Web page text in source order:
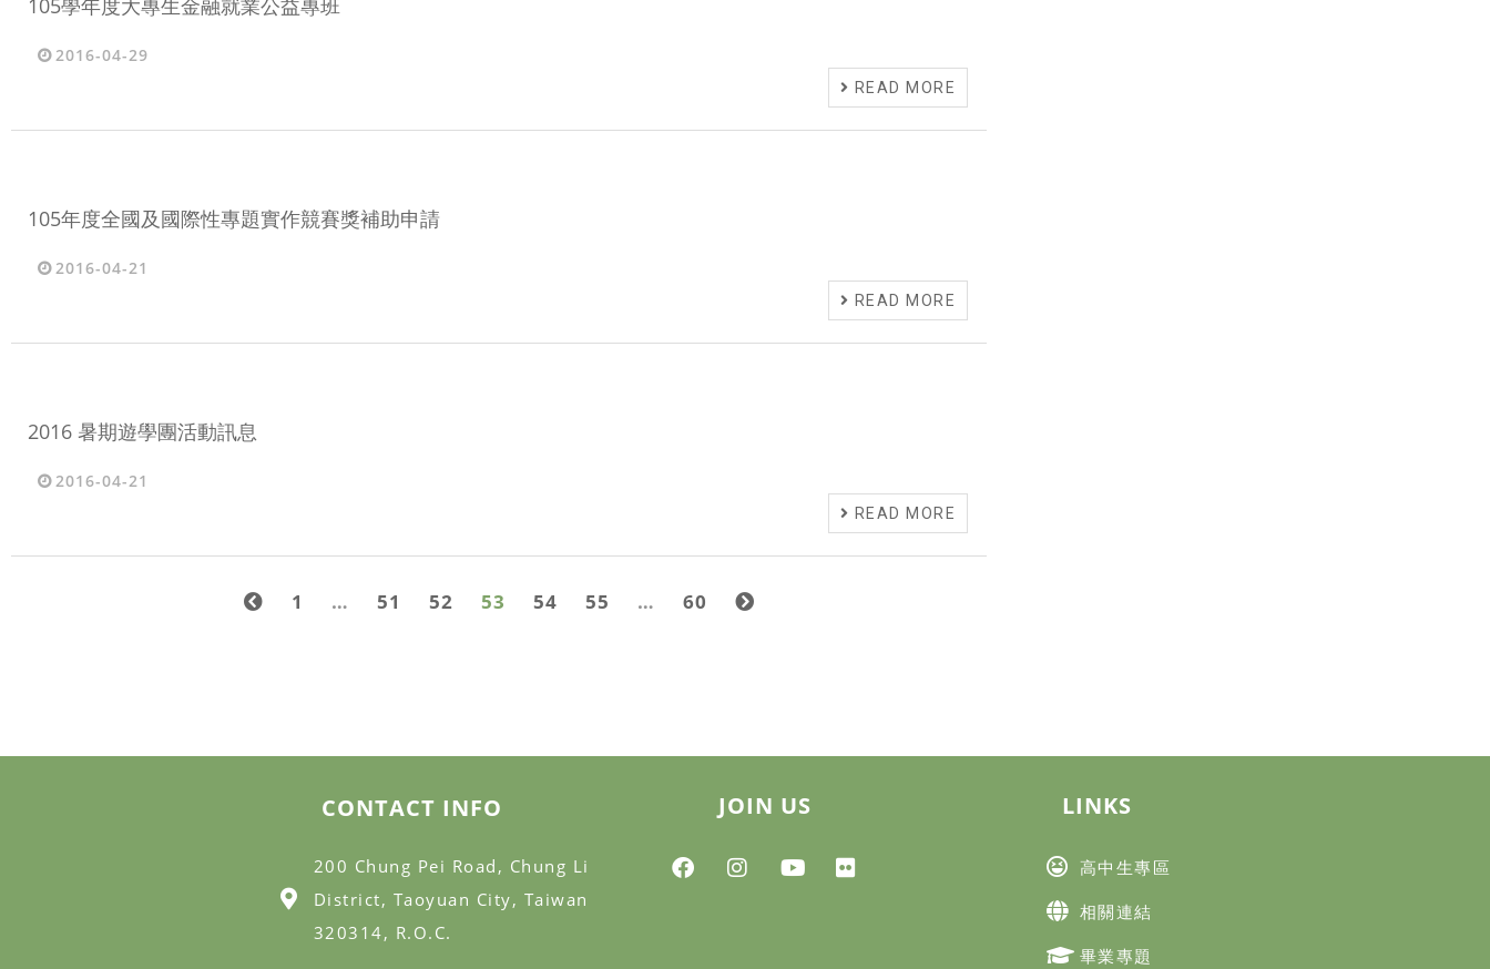
2016-04-29
READ MORE
105年度全國及國際性專題實作競賽獎補助申請
2016-04-21
READ MORE
2016 暑期遊學團活動訊息
2016-04-21
READ MORE
1 … 51 52 53 54 55 … 60
CONTACT INFO
200 Chung Pei Road, Chung Li
District, Taoyuan City, Taiwan
320314, R.O.C.
JOIN US LINKS
高中生專區
相關連結
畢業專題